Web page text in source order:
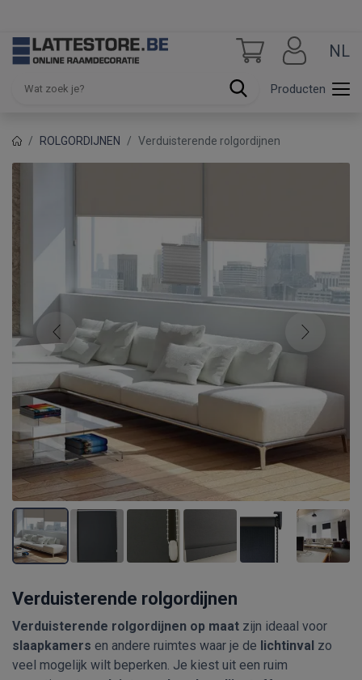
Producten
NL
ROLGORDIJNEN Verduisterende rolgordijnen
Verduisterende rolgordijnen
Verduisterende rolgordijnen op maat zijn ideaal voor
slaapkamers en andere ruimtes waar je de lichtinval zo
veel mogelijk wilt beperken. Je kiest uit een ruim